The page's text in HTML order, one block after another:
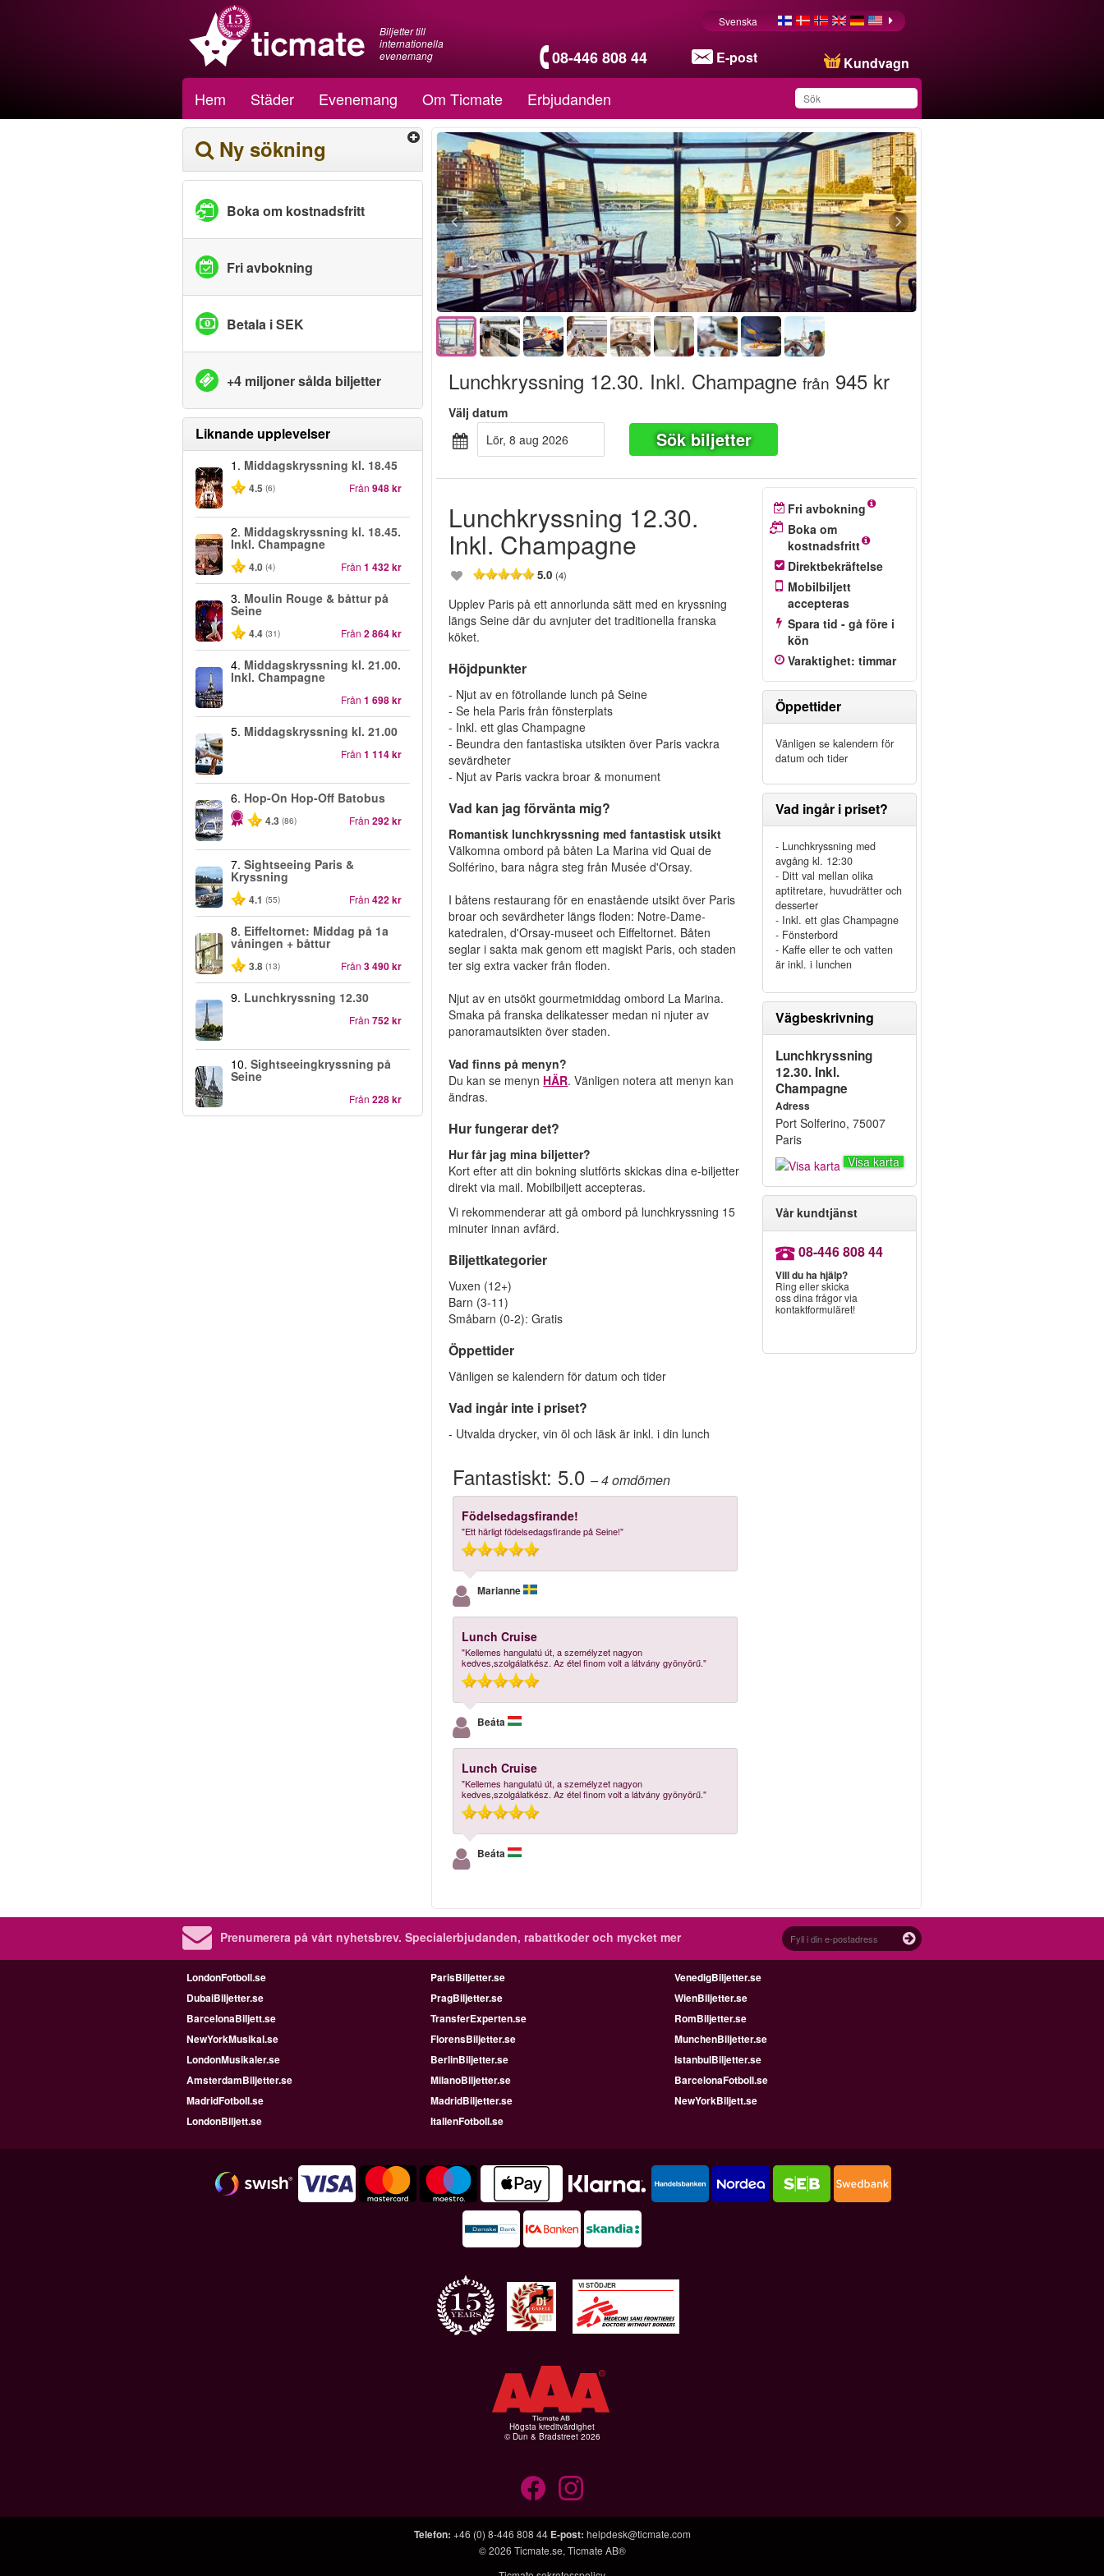
Biljetter till
internationella
evenemang
08-446 808 44 E-post Kundvagn
Svenska
Hem Städer Evenemang Om Ticmate Erbjudanden
Du har sparat produkten
i din lista
Ny sökning
Boka om kostnadsfritt
Fri avbokning
Betala i SEK
+4 miljoner sålda biljetter
Liknande upplevelser
1. Middagskryssning kl. 18.45
4.5 (6) Från 948 kr
2. Middagskryssning kl. 18.45.
Inkl. Champagne
4.0 (4) Från 1 432 kr
3. Moulin Rouge & båttur på
Seine
4.4 (31) Från 2 864 kr
4. Middagskryssning kl. 21.00.
Inkl. Champagne
Från 1 698 kr
5. Middagskryssning kl. 21.00
Från 1 114 kr
6. Hop-On Hop-Off Batobus
4.3 (86) Från 292 kr
7. Sightseeing Paris &
Kryssning
4.1 (55) Från 422 kr
8. Eiffeltornet: Middag på 1a
våningen + båttur
3.8 (13) Från 3 490 kr
9. Lunchkryssning 12.30
Från 752 kr
10. Sightseeingkryssning på
Seine
Från 228 kr
Lunchkryssning 12.30. Inkl. Champagne från 945 kr
Välj datum
lör, 8 aug 2026
Sök biljetter
Lunchkryssning 12.30.
Inkl. Champagne
5.0(4)
Upplev Paris på ett annorlunda sätt med en kryssning
längs Seine där du avnjuter det traditionella franska
köket.
Höjdpunkter
- Njut av en fötrollande lunch på Seine
- Se hela Paris från fönsterplats
- Inkl. ett glas Champagne
- Beundra den fantastiska utsikten över Paris vackra
sevärdheter
- Njut av Paris vackra broar & monument
Vad kan jag förvänta mig?
Romantisk lunchkryssning med fantastisk utsikt
Välkomna ombord på båten La Marina vid Quai de
Solférino, bara några steg från Musée d'Orsay.
I båtens restaurang för en enastående utsikt över Paris
broar och sevärdheter längs floden: Notre-Dame-
katedralen, d'Orsay-museet och Eiffeltornet. Båten
seglar i sakta mak genom ett magiskt Paris, och staden
ter sig extra vacker från floden.
Njut av en utsökt gourmetmiddag ombord La Marina.
Smaka på franska delikatesser medan ni njuter av
panoramautsikten över staden.
Vad finns på menyn?
Du kan se menyn HÄR. Vänligen notera att menyn kan
ändras.
Hur fungerar det?
Hur får jag mina biljetter?
Kort efter att din bokning slutförts skickas dina e-biljetter
direkt via mail. Mobilbiljett accepteras.
Vi rekommenderar att gå ombord på lunchkryssning 15
minuter innan avfärd.
Biljettkategorier
Vuxen (12+)
Barn (3-11)
Småbarn (0-2): Gratis
Öppettider
Vänligen se kalendern för datum och tider
Vad ingår inte i priset?
- Utvalda drycker, vin öl och läsk är inkl. i din lunch
Fantastiskt: 5.0– 4omdömen
Födelsedagsfirande!
"Ett härligt födelsedagsfirande på Seine!"
Marianne
Lunch Cruise
"Kellemes hangulatú út, a személyzet nagyon
kedves,szolgálatkész. Az étel finom volt a látvány gyönyörű."
Beáta
Lunch Cruise
"Kellemes hangulatú út, a személyzet nagyon
kedves,szolgálatkész. Az étel finom volt a látvány gyönyörű."
Beáta
Fri avbokning
Boka om
kostnadsfritt
Direktbekräftelse
Mobilbiljett
accepteras
Spara tid - gå före i
kön
Varaktighet: timmar
Öppettider
Vänligen se kalendern för
datum och tider
Vad ingår i priset?
- Lunchkryssning med
avgång kl. 12:30
- Ditt val mellan olika
aptitretare, huvudrätter och
desserter
- Inkl. ett glas Champagne
- Fönsterbord
- Kaffe eller te och vatten
är inkl. i lunchen
Vägbeskrivning
Lunchkryssning
12.30. Inkl.
Champagne
Adress
Port Solferino, 75007
Paris
Visa karta
Vår kundtjänst
08-446 808 44
Vill du ha hjälp?
Ring eller skicka
oss dina frågor via
kontaktformuläret!
Prenumerera på vårt nyhetsbrev. Specialerbjudanden, rabattkoder och mycket mer
LondonFotboll.se ParisBiljetter.se
VenedigBiljetter.se
DubaiBiljetter.se
PragBiljetter.se
WienBiljetter.se
BarcelonaBiljett.se
TransferExperten.se
RomBiljetter.se
NewYorkMusikal.se
FlorensBiljetter.se
MunchenBiljetter.se
LondonMusikaler.se
BerlinBiljetter.se
IstanbulBiljetter.se
AmsterdamBiljetter.se
MilanoBiljetter.se
BarcelonaFotboll.se
MadridFotboll.se
MadridBiljetter.se
NewYorkBiljett.se
LondonBiljett.se
ItalienFotboll.se
VI STÖDJER
Högsta kreditvärdighet
© Dun & Bradstreet 2026
Telefon: +46 (0) 8-446 808 44 E-post: helpdesk@ticmate.com
© 2026 Ticmate.se, Ticmate AB®